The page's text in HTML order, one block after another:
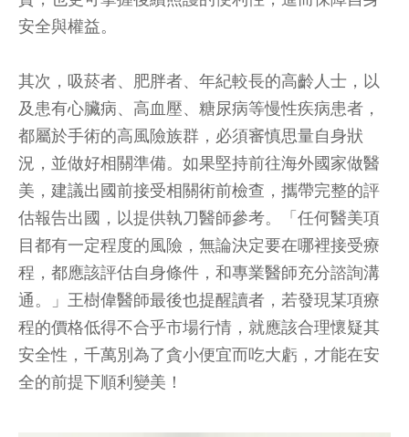
安全與權益。
其次，吸菸者、肥胖者、年紀較長的高齡人士，以
及患有心臟病、高血壓、糖尿病等慢性疾病患者，
都屬於手術的高風險族群，必須審慎思量自身狀
況，並做好相關準備。如果堅持前往海外國家做醫
美，建議出國前接受相關術前檢查，攜帶完整的評
估報告出國，以提供執刀醫師參考。「任何醫美項
目都有一定程度的風險，無論決定要在哪裡接受療
程，都應該評估自身條件，和專業醫師充分諮詢溝
通。」王樹偉醫師最後也提醒讀者，若發現某項療
程的價格低得不合乎市場行情，就應該合理懷疑其
安全性，千萬別為了貪小便宜而吃大虧，才能在安
全的前提下順利變美！